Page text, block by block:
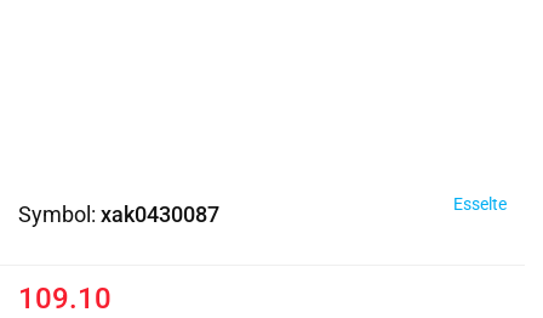
Symbol: xak0430087 Esselte
109.10